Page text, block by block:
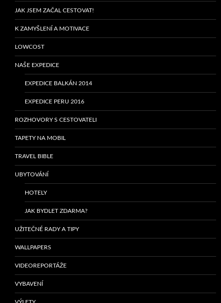
JAK JSEM ZAČAL CESTOVAT!
K ZAMYŠLENÍ A MOTIVACE
LOWCOST
NAŠE EXPEDICE
EXPEDICE BALKÁN 2014
EXPEDICE PERU 2016
ROZHOVORY S CESTOVATELI
TAPETY NA MOBIL
TRAVEL BIBLE
UBYTOVÁNÍ
HOTELY
JAK BYDLET ZDARMA?
UŽITEČNÉ RADY A TIPY
WALLPAPERS
VIDEOREPORTÁŽE
VYBAVENÍ
VÝLETY